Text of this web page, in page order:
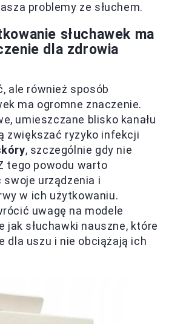
problemy ze słuchem.
słuchawek ma
dla zdrowia
ale również sposób
ma ogromne znaczenie.
umieszczane blisko kanału
zwiększać ryzyko infekcji
, szczególnie gdy nie
tego powodu warto
urządzenia i
w ich użytkowaniu.
uwagę na modele
jak słuchawki nauszne, które
dla uszu i nie obciążają ich